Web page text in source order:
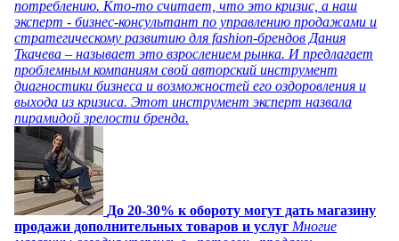
потреблению. Кто-то считает, что это кризис, а наш
эксперт - бизнес-консультант по управлению продажами и
стратегическому развитию для fashion-брендов Дания
Ткачева – называет это взрослением рынка. И предлагает
проблемным компаниям свой авторский инструмент
диагностики бизнеса и возможностей его оздоровления и
выхода из кризиса. Этот инструмент эксперт назвала
пирамидой зрелости бренда.
До 20-30% к обороту могут дать магазину
продажи дополнительных товаров и услуг Многие